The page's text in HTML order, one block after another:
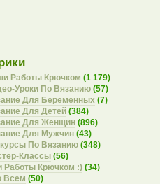
Работы Крючком (1 179)
Уроки По Вязанию (57)
Для Беременных (7)
Для Детей (384)
Для Женщин (896)
Для Мужчин (43)
По Вязанию (348)
Классы (56)
Работы Крючком :) (34)
Всем (50)